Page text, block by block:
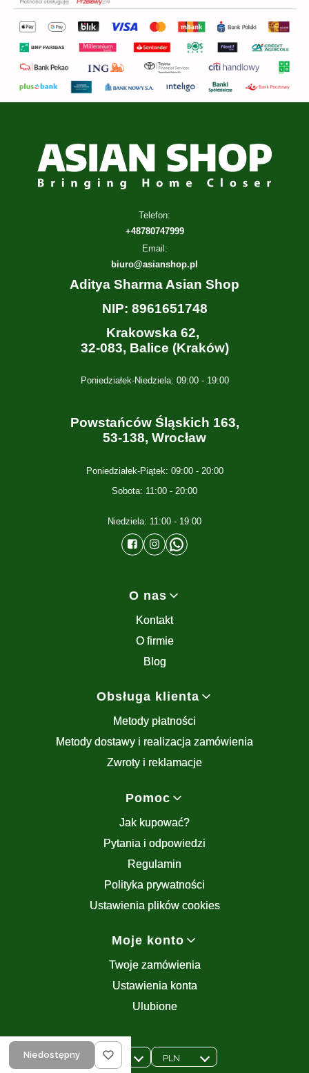
Telefon:
+48780747999
Email:
biuro@asianshop.pl
Aditya Sharma Asian Shop
NIP: 8961651748
Krakowska 62,
32-083, Balice (Kraków)
Poniedziałek-Niedziela: 09:00 - 19:00
Powstańców Śląskich 163,
53-138, Wrocław
Poniedziałek-Piątek: 09:00 - 20:00
Sobota: 11:00 - 20:00
Niedziela: 11:00 - 19:00
O nas
Kontakt
O firmie
Blog
Obsługa klienta
Metody płatności
Metody dostawy i realizacja zamówienia
Zwroty i reklamacje
Pomoc
Jak kupować?
Pytania i odpowiedzi
Regulamin
Polityka prywatności
Ustawienia plików cookies
Moje konto
Twoje zamówienia
Ustawienia konta
Ulubione
Wybrany język:
polski Wybrana waluta:
PLN
Niedostępny